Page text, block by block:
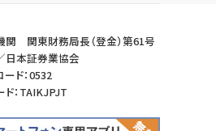
関 関東財務局長（登金）第61号
日本証券業協会
ド：0532
：TAIKJPJT